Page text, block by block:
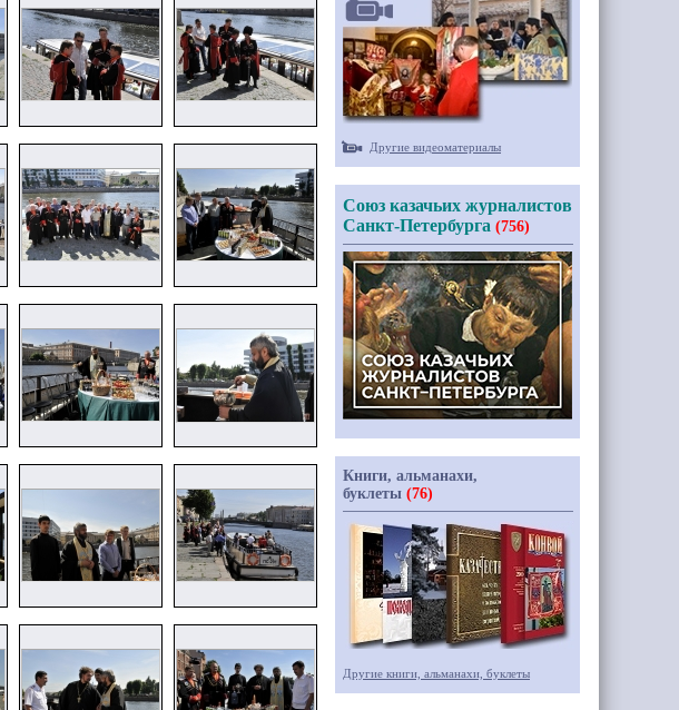
Другие видеоматериалы
Союз казачьих журналистов
Санкт-Петербурга (756)
Книги, альманахи,
буклеты (76)
Другие книги, альманахи, буклеты